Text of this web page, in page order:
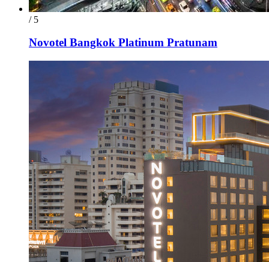
/ 5
Novotel Bangkok Platinum Pratunam